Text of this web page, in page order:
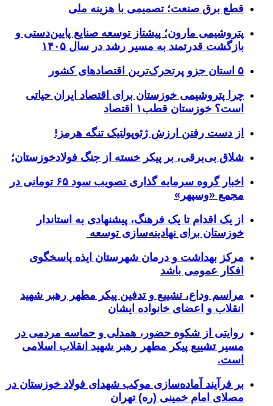
قطع برق صنعت؛ تصمیمی با هزینه ملی
پتروشیمی مارون؛ پیشتاز توسعه صنایع پایین‌دستی و
بازگشت قدرتمند به مسیر رشد در سال ۱۴۰۵
۵ استان جزو پرتحرک‌ترین اقتصاد‌های کشور
چرا پتروشیمی خوزستان برای اقتصاد ایران حیاتی
است؟ خوزستان قطب۱ اقتصاد
از دست رفتن ارزش ژئوپولتیک تنگه هرمز!
شلاق‌ بی‌برقی، بر پیکر خسته‌ از جنگ فولادخوزستان؛
اخبار گروه سرمایه گذاری تصویب سود ۶۵ تومانی در
مجمع «وسپهر»
از یک اقدام تا یک فرهنگ، پیشنهادی به استاندار
خوزستان برای نهادینه‌سازی توسعه
مرکز بهداشت و درمان شهرستان ایذه پاسخگوی
افکار عمومی باشد
مراسم وداع، تشییع و تدفین پیکر مطهر رهبر شهید
انقلاب و اعضای خانواده ایشان
روایتی از شکوه حضور، همدلی و حماسه مردمی در
مسیر تشییع پیکر مطهر رهبر شهید انقلاب اسلامی
است.
بر فرآیند آماده‌سازی موکب شهدای فولاد خوزستان در
مصلای امام خمینی (ره) تهران